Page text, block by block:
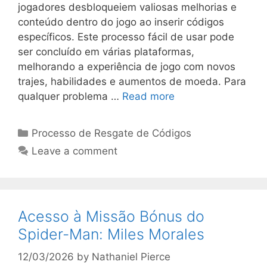
jogadores desbloqueiem valiosas melhorias e
conteúdo dentro do jogo ao inserir códigos
específicos. Este processo fácil de usar pode
ser concluído em várias plataformas,
melhorando a experiência de jogo com novos
trajes, habilidades e aumentos de moeda. Para
qualquer problema … Read more
Categories
Processo de Resgate de Códigos
Leave a comment
Acesso à Missão Bónus do
Spider-Man: Miles Morales
12/03/2026 by Nathaniel Pierce